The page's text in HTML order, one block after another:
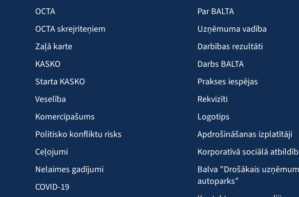
OCTA
OCTA skrejriteņiem
Zaļā karte
KASKO
Starta KASKO
Veselība
Komercīpašums
Politisko konfliktu risks
Ceļojumi
Nelaimes gadījumi
COVID-19
Par BALTA
Uzņēmuma vadība
Darbības rezultāti
Darbs BALTA
Prakses iespējas
Rekvizīti
Logotips
Apdrošināšanas izplatītāji
Korporatīvā sociālā
Balva "Drošākais
autoparks"